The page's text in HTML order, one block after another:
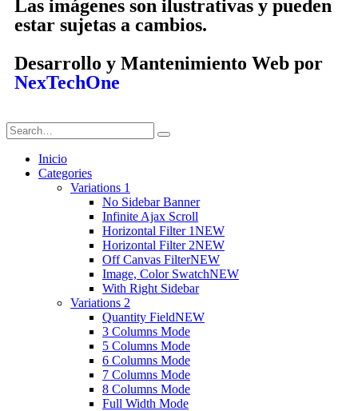
Las imágenes son ilustrativas y pueden
estar sujetas a cambios.
Desarrollo y Mantenimiento Web por
NexTechOne
Inicio
Categories
Variations 1
No Sidebar Banner
Infinite Ajax Scroll
Horizontal Filter 1NEW
Horizontal Filter 2NEW
Off Canvas FilterNEW
Image, Color SwatchNEW
With Right Sidebar
Variations 2
Quantity FieldNEW
3 Columns Mode
5 Columns Mode
6 Columns Mode
7 Columns Mode
8 Columns Mode
Full Width Mode